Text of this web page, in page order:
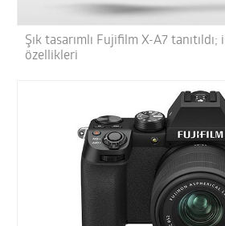
Şık tasarımlı Fujifilm X-A7 tanıtıldı;
özellikleri